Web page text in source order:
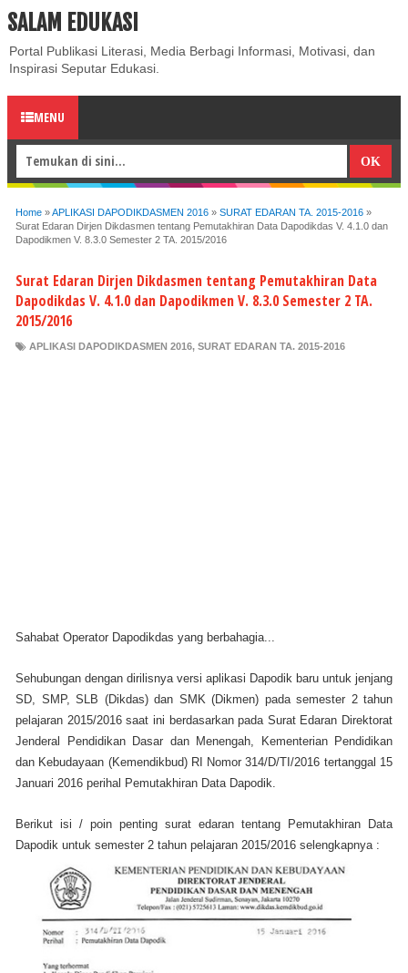
ABOUT CONTACT US
SALAM EDUKASI
Portal Publikasi Literasi, Media Berbagi Informasi, Motivasi, dan
Inspirasi Seputar Edukasi.
MENU
Home »APLIKASI DAPODIKDASMEN 2016 » SURAT EDARAN TA. 2015-2016 »
Surat Edaran Dirjen Dikdasmen tentang Pemutakhiran Data Dapodikdas V. 4.1.0 dan
Dapodikmen V. 8.3.0 Semester 2 TA. 2015/2016
Surat Edaran Dirjen Dikdasmen tentang Pemutakhiran Data
Dapodikdas V. 4.1.0 dan Dapodikmen V. 8.3.0 Semester 2 TA.
2015/2016
APLIKASI DAPODIKDASMEN 2016, SURAT EDARAN TA. 2015-2016
Sahabat Operator Dapodikdas yang berbahagia...
Sehubungan dengan dirilisnya versi aplikasi Dapodik baru untuk jenjang
SD, SMP, SLB (Dikdas) dan SMK (Dikmen) pada semester 2 tahun
pelajaran 2015/2016 saat ini berdasarkan pada Surat Edaran Direktorat
Jenderal Pendidikan Dasar dan Menengah, Kementerian Pendidikan
dan Kebudayaan (Kemendikbud) RI Nomor 314/D/TI/2016 tertanggal 15
Januari 2016 perihal Pemutakhiran Data Dapodik.
Berikut isi / poin penting surat edaran tentang Pemutakhiran Data
Dapodik untuk semester 2 tahun pelajaran 2015/2016 selengkapnya :